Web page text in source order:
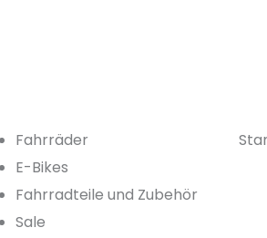
Fahrräder
E-Bikes
Fahrradteile und Zubehör
Sale